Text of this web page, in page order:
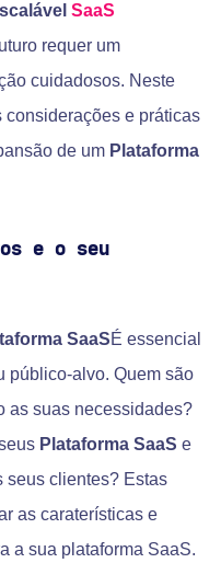
SaaS
requer um
cuidadosos. Neste
e práticas
de um Plataforma
e o seu
SaaSÉ essencial
público-alvo. Quem são
as suas necessidades?
Plataforma SaaS e
seus clientes? Estas
as caraterísticas e
a sua plataforma SaaS.